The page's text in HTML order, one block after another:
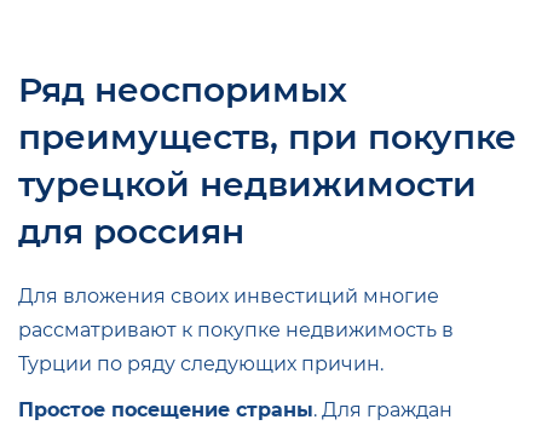
Ряд неоспоримых
преимуществ, при покупке
турецкой недвижимости
для россиян
Для вложения своих инвестиций многие
рассматривают к покупке недвижимость в
Турции по ряду следующих причин.
Простое посещение страны. Для граждан